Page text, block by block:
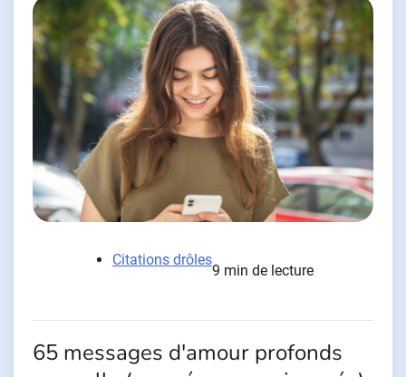
Citations drôles
9 min de lecture
65 messages d'amour profonds